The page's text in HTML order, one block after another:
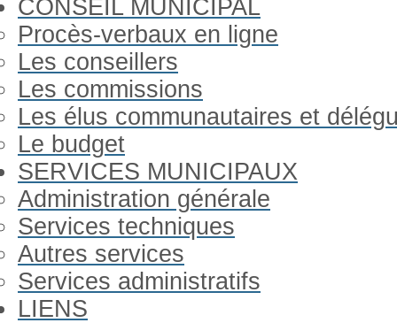
CONSEIL MUNICIPAL
Procès-verbaux en ligne
Les conseillers
Les commissions
Les élus communautaires et
Le budget
SERVICES MUNICIPAUX
Administration générale
Services techniques
Autres services
Services administratifs
LIENS